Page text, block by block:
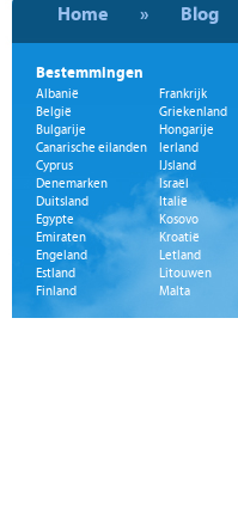
Home » Blog
Bestemmingen
Albanië
België
Bulgarije
Canarische eilanden
Cyprus
Denemarken
Duitsland
Egypte
Emiraten
Engeland
Estland
Finland
Frankrijk
Griekenland
Hongarije
Ierland
IJsland
Israël
Italië
Kosovo
Kroatië
Letland
Litouwen
Malta